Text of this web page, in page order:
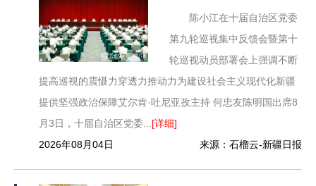
陈小江在十届自治区党委
第九轮巡视集中反馈会暨第十
轮巡视动员部署会上强调不断
提高巡视的震慑力穿透力推动力为建设社会主义现代化新疆
提供坚强政治保障艾尔肯·吐尼亚孜主持 何忠友陈明国出席8
月3日，十届自治区党委... [详细]
2026年08月04日
来源：石榴云-新疆日报